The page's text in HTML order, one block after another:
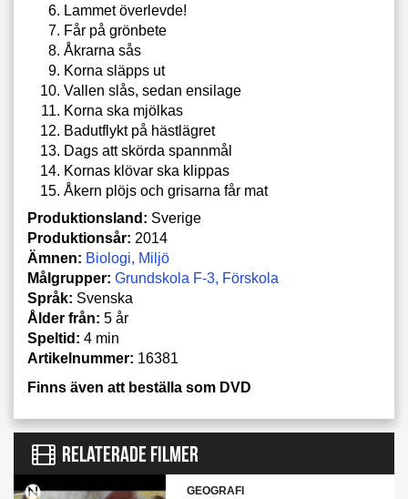
Lammet överlevde!
Får på grönbete
Åkrarna sås
Korna släpps ut
Vallen slås, sedan ensilage
Korna ska mjölkas
Badutflykt på hästlägret
Dags att skörda spannmål
Kornas klövar ska klippas
Åkern plöjs och grisarna får mat
Produktionsland: Sverige
Produktionsår: 2014
Ämnen: Biologi
Miljö
Målgrupper: Grundskola F-3 Förskola
Språk: Svenska
Ålder från: 5 år
Speltid: 4 min
Artikelnummer: 16381
Finns även att beställa som DVD
RELATERADE FILMER
GEOGRAFI